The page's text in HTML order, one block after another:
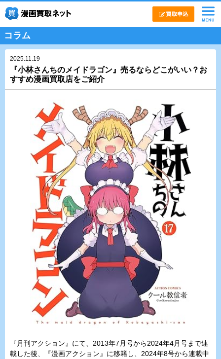
コラム
2025.11.19
『小林さんちのメイドラゴン』売るならどこがいい？お
すすめ漫画買取店をご紹介
『月刊アクション』にて、2013年7月号から2024年4月号まで連
載した後、『漫画アクション』に移籍し、2024年8号から連載中